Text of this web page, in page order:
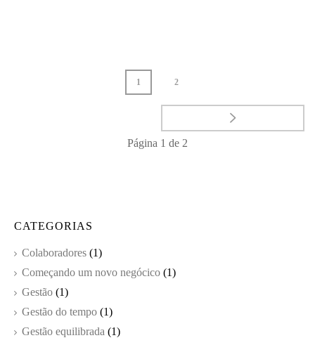
1 2
Página 1 de 2
CATEGORIAS
Colaboradores (1)
Começando um novo negócico (1)
Gestão (1)
Gestão do tempo (1)
Gestão equilibrada (1)